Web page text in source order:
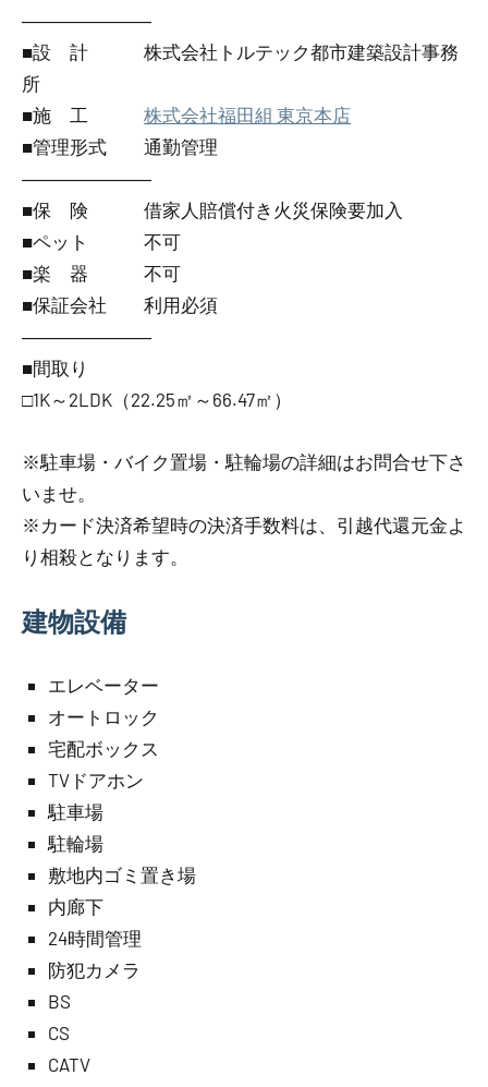
―――――――
■設 計 株式会社トルテック都市建築設計事務
所
■施 工 株式会社福田組 東京本店
■管理形式 通勤管理
―――――――
■保 険 借家人賠償付き火災保険要加入
■ペット 不可
■楽 器 不可
■保証会社 利用必須
―――――――
■間取り
□1K～2LDK（22.25㎡～66.47㎡）
※駐車場・バイク置場・駐輪場の詳細はお問合せ下さ
いませ。
※カード決済希望時の決済手数料は、引越代還元金よ
り相殺となります。
建物設備
エレベーター
オートロック
宅配ボックス
TVドアホン
駐車場
駐輪場
敷地内ゴミ置き場
内廊下
24時間管理
防犯カメラ
BS
CS
CATV